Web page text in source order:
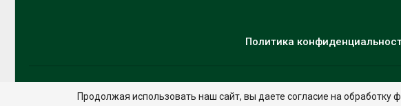
Политика
Продолжая использовать наш сайт, вы даете согласие на обработку